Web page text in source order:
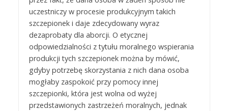
uczestniczy w procesie produkcyjnym takich
szczepionek i daje zdecydowany wyraz
dezaprobaty dla aborcji. O etycznej
odpowiedzialności z tytułu moralnego wspierania
produkcji tych szczepionek można by mówić,
gdyby potrzebę skorzystania z nich dana osoba
mogłaby zaspokoić przy pomocy innej
szczepionki, która jest wolna od wyżej
przedstawionych zastrzeżeń moralnych, jednak